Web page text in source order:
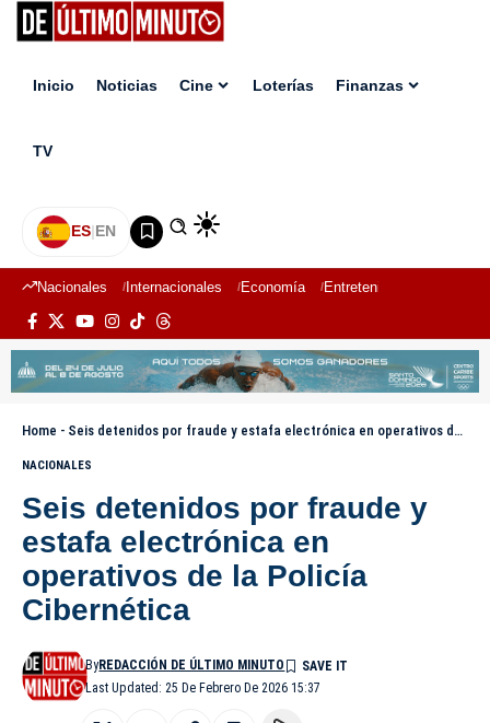
Inicio Noticias Cine Loterías Finanzas
TV
ES|EN
Nacionales Internacionales Economía Entretenimiento
Home - Seis detenidos por fraude y estafa electrónica en operativos de la Policía Cibernética
NACIONALES
Seis detenidos por fraude y
estafa electrónica en
operativos de la Policía
Cibernética
Last Updated: 25 De Febrero De 2026 15:37
ByREDACCIÓN DE ÚLTIMO MINUTO